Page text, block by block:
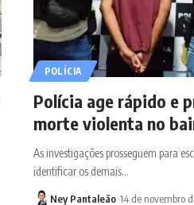
POLÍCIA
Polícia age rápido e
morte violenta no
As investigações prosseguem para
identificar os demais…
Ney Pantaleão 14 de novembro